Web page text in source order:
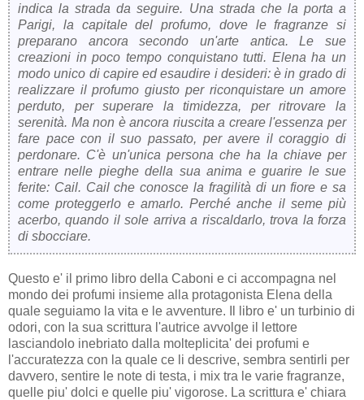
indica la strada da seguire. Una strada che la porta a
Parigi, la capitale del profumo, dove le fragranze si
preparano ancora secondo un'arte antica. Le sue
creazioni in poco tempo conquistano tutti. Elena ha un
modo unico di capire ed esaudire i desideri: è in grado di
realizzare il profumo giusto per riconquistare un amore
perduto, per superare la timidezza, per ritrovare la
serenità. Ma non è ancora riuscita a creare l'essenza per
fare pace con il suo passato, per avere il coraggio di
perdonare. C'è un'unica persona che ha la chiave per
entrare nelle pieghe della sua anima e guarire le sue
ferite: Cail. Cail che conosce la fragilità di un fiore e sa
come proteggerlo e amarlo. Perché anche il seme più
acerbo, quando il sole arriva a riscaldarlo, trova la forza
di sbocciare.
Questo e' il primo libro della Caboni e ci accompagna nel
mondo dei profumi insieme alla protagonista Elena della
quale seguiamo la vita e le avventure. Il libro e' un turbinio di
odori, con la sua scrittura l'autrice avvolge il lettore
lasciandolo inebriato dalla molteplicita' dei profumi e
l'accuratezza con la quale ce li descrive, sembra sentirli per
davvero, sentire le note di testa, i mix tra le varie fragranze,
quelle piu' dolci e quelle piu' vigorose. La scrittura e' chiara